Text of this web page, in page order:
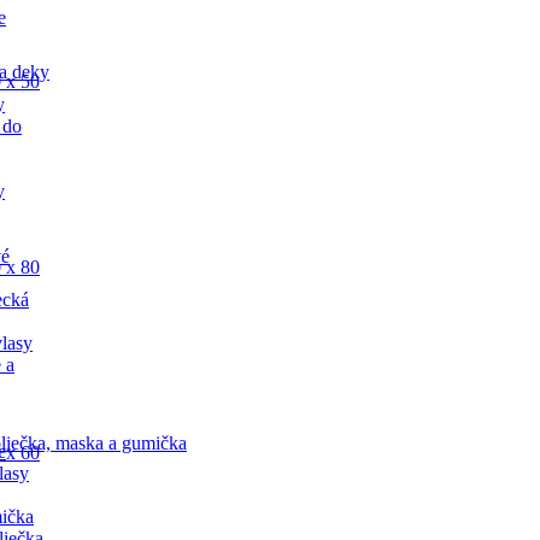
deky
maska a gumička
a
x 50
x 80
x 60